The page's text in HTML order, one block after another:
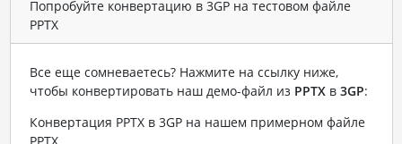
Попробуйте конвертацию в 3GP на тестовом файле
PPTX
Все еще сомневаетесь? Нажмите на ссылку ниже,
чтобы конвертировать наш демо-файл из PPTXв 3GP:
Конвертация PPTX в 3GP на нашем примерном файле